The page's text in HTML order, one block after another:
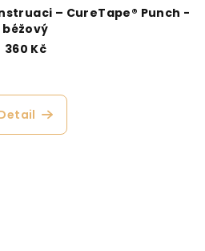
– CureTape® Punch -
béžový
360 Kč